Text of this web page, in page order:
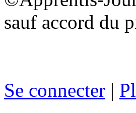
sauf accord du
Se connecter |